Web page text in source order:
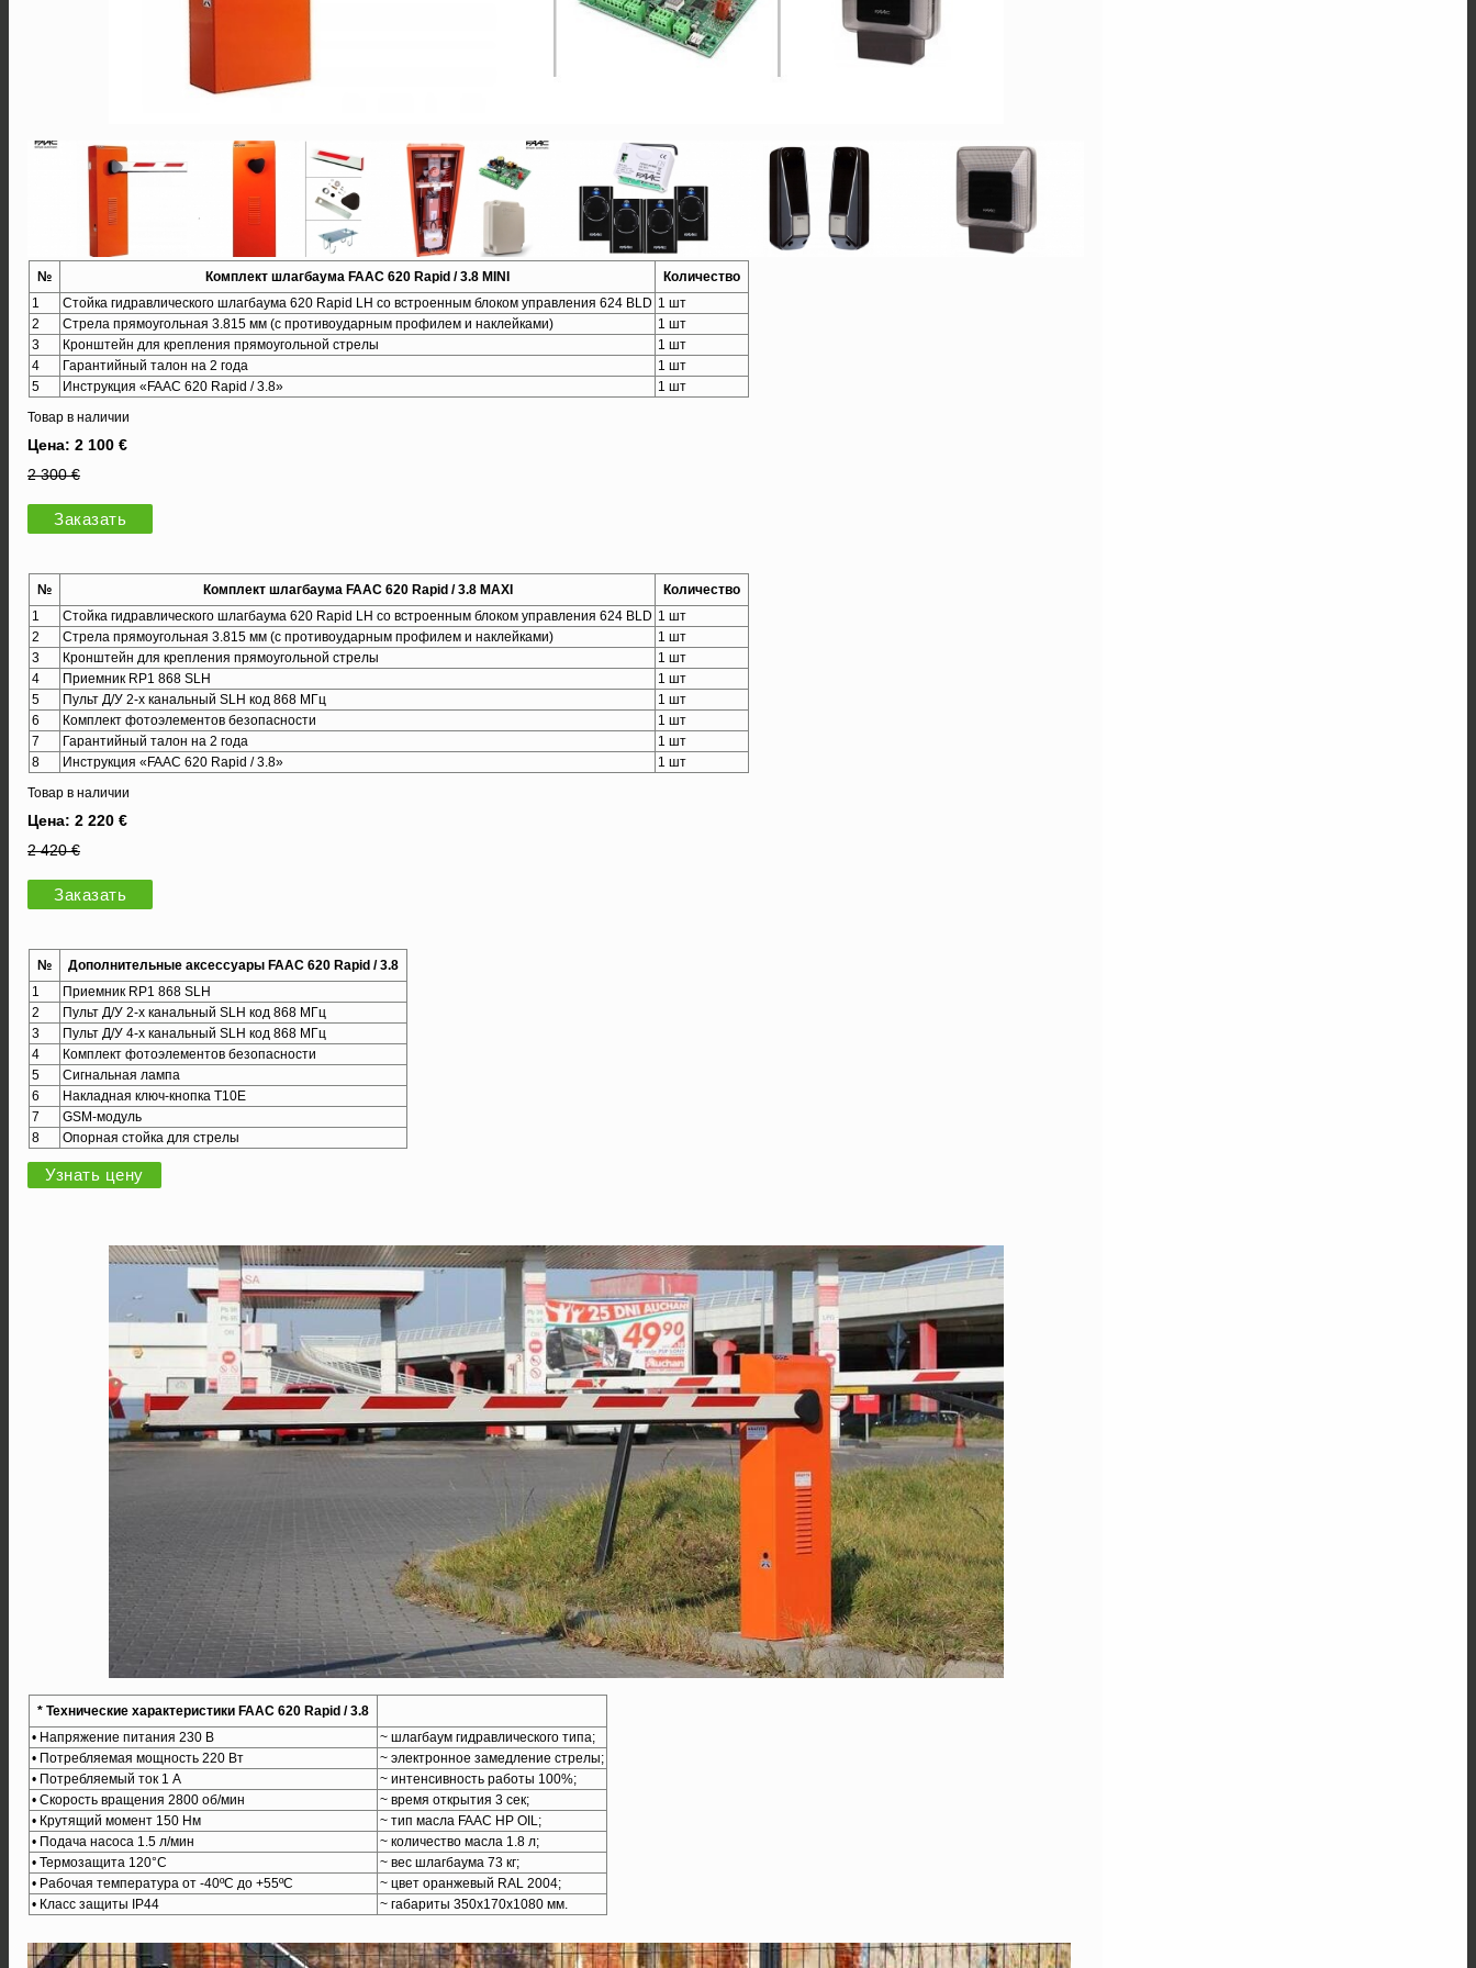
№ Комплект шлагбаума FAAC 620 Rapid / 3.8 MINI
Количество
1
Стойка гидравлического шлагбаума 620 Rapid LH со встроенным блоком управления 624 BLD 1 шт
2
Стрела прямоугольная 3.815 мм (с противоударным профилем и наклейками)
1 шт
3
Кронштейн для крепления прямоугольной стрелы
1 шт
4
Гарантийный талон на 2 года
1 шт
5
Инструкция «FAAC 620 Rapid / 3.8»
1 шт
Товар в наличии
Цена: 2 100 €
2 300 €
Заказать
№ Комплект шлагбаума FAAC 620 Rapid / 3.8 MAXI
Количество
1
Стойка гидравлического шлагбаума 620 Rapid LH со встроенным блоком управления 624 BLD 1 шт
2
Стрела прямоугольная 3.815 мм (с противоударным профилем и наклейками)
1 шт
3
Кронштейн для крепления прямоугольной стрелы
1 шт
4
Приемник RP1 868 SLH
1 шт
5
Пульт Д/У 2-х канальный SLH код 868 МГц
1 шт
6
Комплект фотоэлементов безопасности
1 шт
7
Гарантийный талон на 2 года
1 шт
8
Инструкция «FAAC 620 Rapid / 3.8»
1 шт
Товар в наличии
Цена: 2 220 €
2 420 €
Заказать
№
Дополнительные аксессуары FAAC 620 Rapid / 3.8
1
Приемник RP1 868 SLH
2
Пульт Д/У 2-х канальный SLH код 868 МГц
3
Пульт Д/У 4-х канальный SLH код 868 МГц
4
Комплект фотоэлементов безопасности
5
Сигнальная лампа
6
Накладная ключ-кнопка T10E
7
GSM-модуль
8
Опорная стойка для стрелы
Узнать цену
* Технические характеристики FAAC 620 Rapid / 3.8
• Напряжение питания 230 В
~ шлагбаум гидравлического типа;
• Потребляемая мощность 220 Вт
~ электронное замедление стрелы;
• Потребляемый ток 1 А
~ интенсивность работы 100%;
• Скорость вращения 2800 об/мин
~ время открытия 3 сек;
• Крутящий момент 150 Нм
~ тип масла FAAC HP OIL;
• Подача насоса 1.5 л/мин
~ количество масла 1.8 л;
• Термозащита 120°C
~ вес шлагбаума 73 кг;
• Рабочая температура от -40ºС до +55ºС
~ цвет оранжевый RAL 2004;
• Класс защиты IP44
~ габариты 350х170х1080 мм.